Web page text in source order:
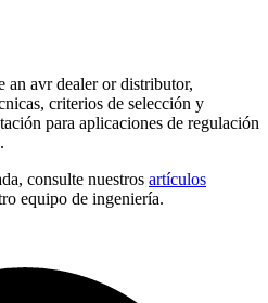
an avr dealer or distributor,
criterios de selección y
para aplicaciones de regulación
.
consulte nuestros artículos
equipo de ingeniería.